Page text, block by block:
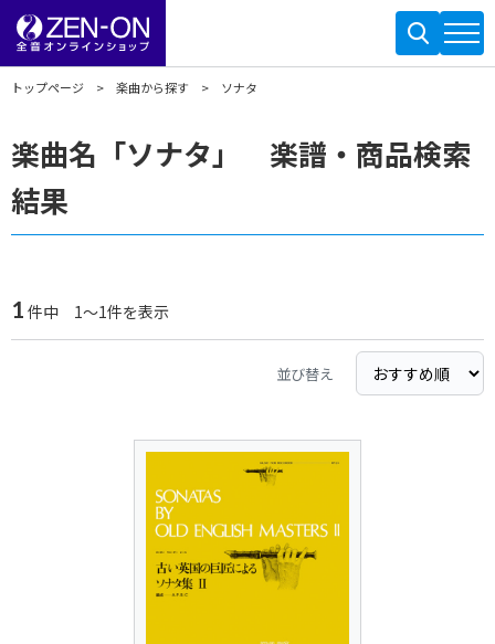
トップページ 楽曲から探す ソナタ
楽曲名「ソナタ」 楽譜・商品検索
結果
1 件中 1～1件を表示
並び替え